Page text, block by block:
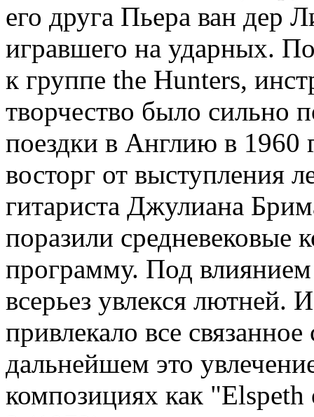
его друга Пьера ван дер
игравшего на ударных.
к группе the Hunters,
творчество было сильно
поездки в Англию в
восторг от выступления
гитариста Джулиана
поразили
программу. Под
всерьез увлекся лютней.
привлекало все
дальнейшем это
композициях как